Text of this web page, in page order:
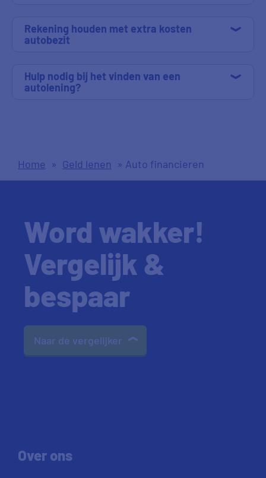
Rekening houden met extra kosten
autobezit
Hulp nodig bij het vinden van een
autolening?
Home » Geld lenen » Auto financieren
Word wakker!
Vergelijk &
bespaar
Naar de vergelijker
Over ons